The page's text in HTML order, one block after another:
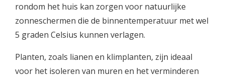
rondom het huis kan zorgen voor natuurlijke
zonneschermen die de binnentemperatuur met wel
5 graden Celsius kunnen verlagen.
Planten, zoals lianen en klimplanten, zijn ideaal
voor het isoleren van muren en het verminderen